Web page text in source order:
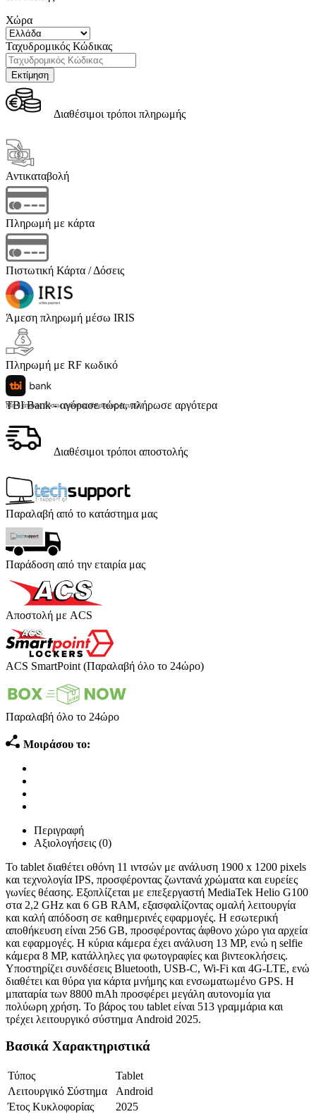
Χώρα
Ταχυδρομικός Κώδικας
Διαθέσιμοι τρόποι πληρωμής
Αντικαταβολή
Πληρωμή με κάρτα
Πιστωτική Κάρτα / Δόσεις
Άμεση πληρωμή μέσω IRIS
Πληρωμή με RF κωδικό
TBI Bank - αγόρασε τώρα, πλήρωσε αργότερα
Με 4 άτοκες δόσεις (κόστος υπηρεσίας 4 ευρώ)
Διαθέσιμοι τρόποι αποστολής
Παραλαβή από το κατάστημα μας
Παράδοση από την εταιρία μας
Αποστολή με ACS
ACS SmartPoint (Παραλαβή όλο το 24ώρο)
Παραλαβή όλο το 24ώρο
Μοιράσου το:
Περιγραφή
Αξιολογήσεις (0)
Το tablet διαθέτει οθόνη 11 ιντσών με ανάλυση 1900 x 1200 pixels
και τεχνολογία IPS, προσφέροντας ζωντανά χρώματα και ευρείες
γωνίες θέασης. Εξοπλίζεται με επεξεργαστή MediaTek Helio G100
στα 2,2 GHz και 6 GB RAM, εξασφαλίζοντας ομαλή λειτουργία
και καλή απόδοση σε καθημερινές εφαρμογές. Η εσωτερική
αποθήκευση είναι 256 GB, προσφέροντας άφθονο χώρο για αρχεία
και εφαρμογές. Η κύρια κάμερα έχει ανάλυση 13 MP, ενώ η selfie
κάμερα 8 MP, κατάλληλες για φωτογραφίες και βιντεοκλήσεις.
Υποστηρίζει συνδέσεις Bluetooth, USB-C, Wi-Fi και 4G-LTE, ενώ
διαθέτει και θύρα για κάρτα μνήμης και ενσωματωμένο GPS. Η
μπαταρία των 8800 mAh προσφέρει μεγάλη αυτονομία για
πολύωρη χρήση. Το βάρος του tablet είναι 513 γραμμάρια και
τρέχει λειτουργικό σύστημα Android 2025.
Βασικά Χαρακτηριστικά
Τύπος
Tablet
Λειτουργικό Σύστημα
Android
Έτος Κυκλοφορίας
2025